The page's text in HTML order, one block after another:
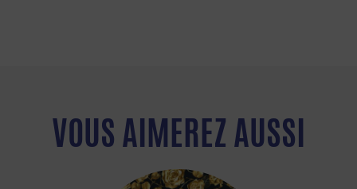
VOUS AIMEREZ AUSSI